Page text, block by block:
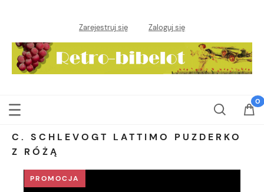
Zarejestruj się Zaloguj się
C. SCHLEVOGT LATTIMO PUZDERKO
Z RÓŻĄ
PROMOCJA